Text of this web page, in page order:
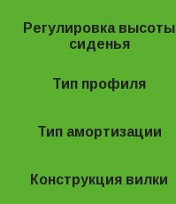
Регулировка высоты
сиденья
Тип профиля
Тип амортизации
Конструкция вилки